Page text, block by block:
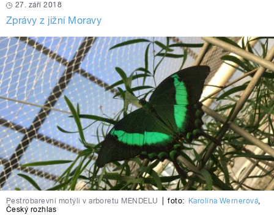
27. září 2018
Zprávy z jižní Moravy
Pestrobarevní motýli v arboretu MENDELU foto: Karolína Wernerová,
Český rozhlas